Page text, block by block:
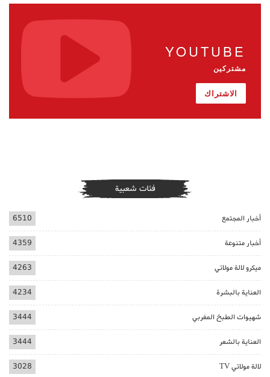
YOUTUBE
مشتركين
الاشتراك
فئات شعبية
أخبار المجتمع 6510
أخبار متنوعة 4359
ميكرو لالة مولاتي 4263
العناية بالبشرة 4234
شهيوات الطبخ المغربي 3444
العناية بالشعر 3444
لالة مولاتي TV 3028